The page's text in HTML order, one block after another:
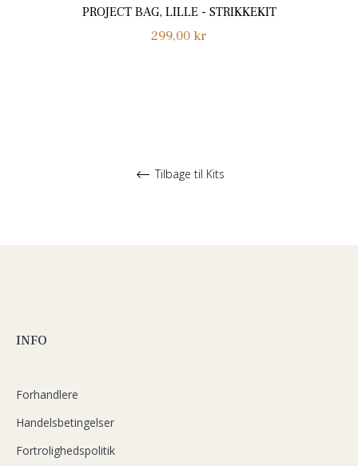
PROJECT BAG, LILLE - STRIKKEKIT
Normalpris
299,00 kr
Tilbage til Kits
INFO
Forhandlere
Handelsbetingelser
Fortrolighedspolitik